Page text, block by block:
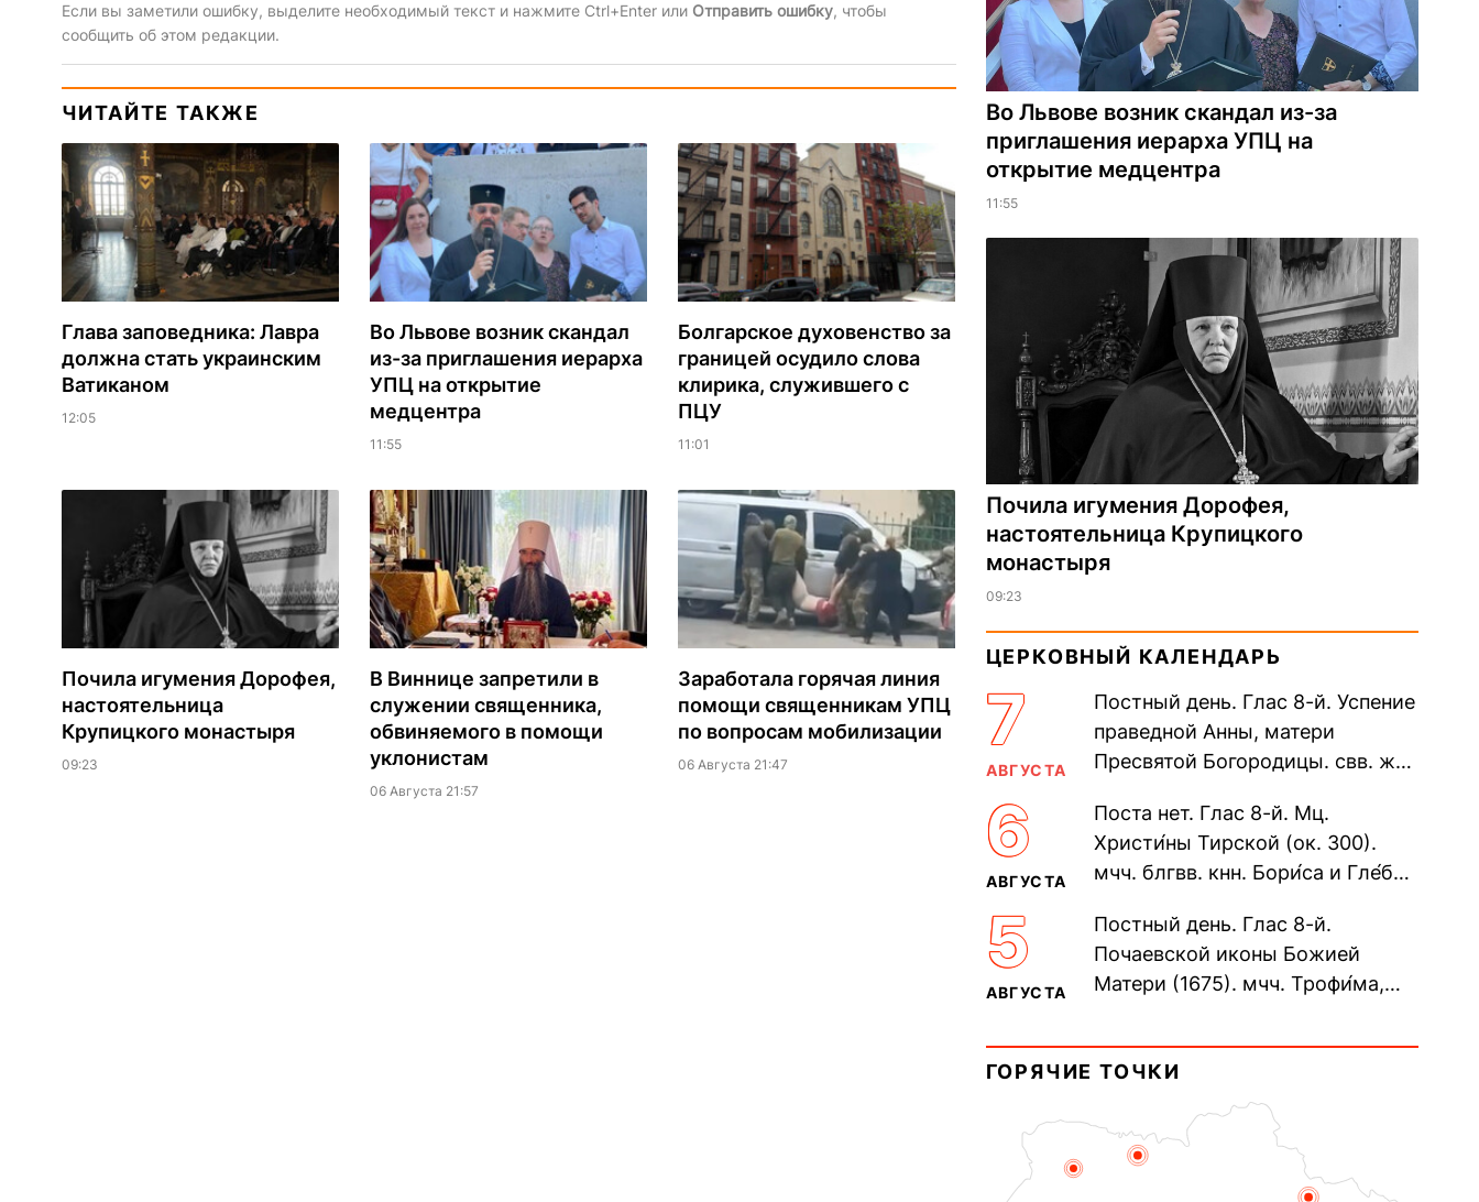
Если вы заметили ошибку, выделите необходимый текст и нажмите Ctrl+Enter или Отправить ошибку, чтобы
сообщить об этом редакции.
ЧИТАЙТЕ ТАКЖЕ
Глава заповедника: Лавра
должна стать украинским
Ватиканом
12:05
Во Львове возник скандал
из-за приглашения иерарха
УПЦ на открытие
медцентра
11:55
Болгарское духовенство за
границей осудило слова
клирика, служившего с
ПЦУ
11:01
Почила игумения Дорофея,
настоятельница
Крупицкого монастыря
09:23
В Виннице запретили в
служении священника,
обвиняемого в помощи
уклонистам
06 Августа 21:57
Заработала горячая линия
помощи священникам УПЦ
по вопросам мобилизации
06 Августа 21:47
Во Львове возник скандал из-за
приглашения иерарха УПЦ на
открытие медцентра
11:55
Почила игумения Дорофея,
настоятельница Крупицкого
монастыря
09:23
ЦЕРКОВНЫЙ КАЛЕНДАРЬ
7
АВГУСТА
Постный день. Глас 8-й. Успение
праведной Анны, матери
Пресвятой Богородицы. свв. жен
прп. Евпракси́и девы,...
6
АВГУСТА
Поста нет. Глас 8-й. Мц.
Христи́ны Тирской (ок. 300).
мчч. блгвв. кнн. Бори́са и Гле́ба,
Дави́да (1015). Прп....
5
АВГУСТА
Постный день. Глас 8-й.
Почаевской иконы Божией
Матери (1675). мчч. Трофи́ма,
мучеников (284–305). прав.
воина Фео́дора...
ГОРЯЧИЕ ТОЧКИ